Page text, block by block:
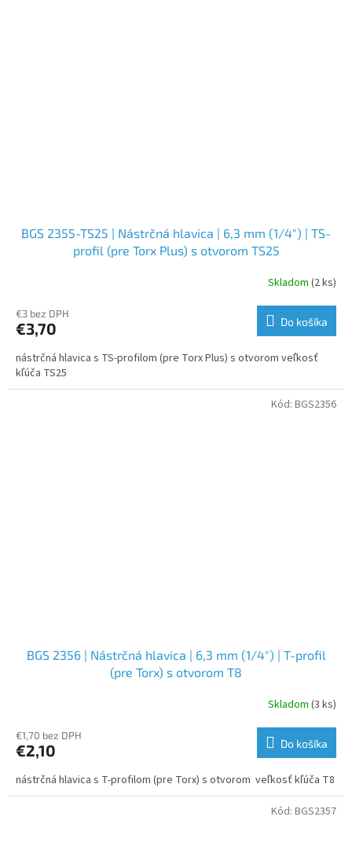
BGS 2355-TS25 | Nástrčná hlavica | 6,3 mm (1/4") | TS-
profil (pre Torx Plus) s otvorom TS25
Skladom (2 ks)
€3 bez DPH
€3,70 Do košíka
nástrčná hlavica s TS-profilom (pre Torx Plus) s otvorom veľkosť
kľúča TS25
BGS 2356 | Nástrčná hlavica | 6,3 mm (1/4") | T-profil
(pre Torx) s otvorom T8
Skladom (3 ks)
€1,70 bez DPH
€2,10 Do košíka
nástrčná hlavica s T-profilom (pre Torx) s otvorom veľkosť kľúča T8
Kód: BGS2356
Kód: BGS2357